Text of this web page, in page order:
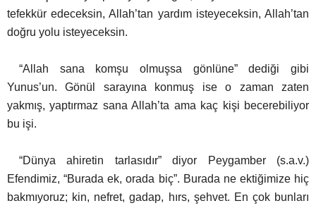
tefekkür edeceksin, Allah’tan yardım isteyeceksin, Allah’tan
doğru yolu isteyeceksin.
“Allah sana komşu olmuşsa gönlüne” dediği gibi
Yunus’un. Gönül sarayına konmuş ise o zaman zaten
yakmış, yaptırmaz sana Allah’ta ama kaç kişi becerebiliyor
bu işi.
“Dünya ahiretin tarlasıdır” diyor Peygamber (s.a.v.)
Efendimiz, “Burada ek, orada biç”. Burada ne ektiğimize hiç
bakmıyoruz; kin, nefret, gadap, hırs, şehvet. En çok bunları